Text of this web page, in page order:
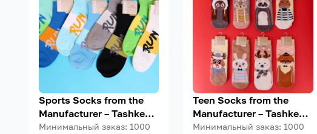
Sports Socks from the
Manufacturer – Tashkent
Mill Textile (TMT)
Минимальный заказ: 1000
Teen Socks from the
Manufacturer – Tashkent
Mill Textile (TMT)
Минимальный заказ:1000